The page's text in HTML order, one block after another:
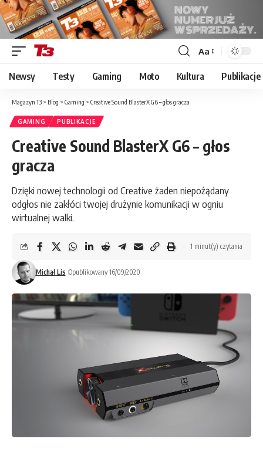
Font
Resizer
Aa
Newsy Testy Gaming Moto Kultura Publikacje
Magazyn T3 > Blog > Gaming > Creative Sound BlasterX G6 – głos gracza
GAMING PUBLIKACJE
Creative Sound BlasterX G6 – głos
gracza
Dzięki nowej technologii od Creative żaden niepożądany
odgłos nie zakłóci twojej drużynie komunikacji w ogniu
wirtualnej walki.
Michał Lis Opublikowany 16/09/2020
1 minut(y) czytania